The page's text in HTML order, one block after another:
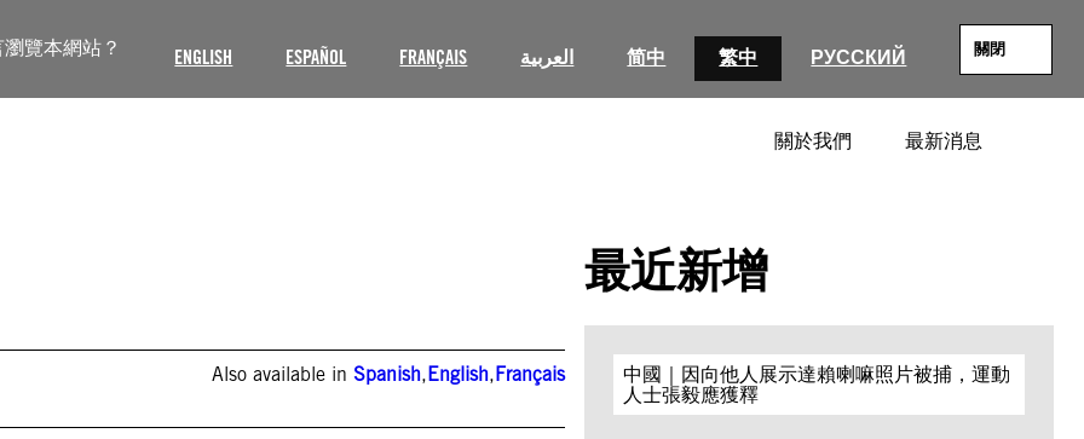
覽本網站？ ENGLISH ESPAÑOL FRANÇAIS العربية 简中 繁中 РУССКИЙ 關閉
關於我們 最新消息
Also available inSpanish,English,Français
最近新增
中國｜因向他人展示達賴喇嘛照片被捕，運動
人士張毅應獲釋